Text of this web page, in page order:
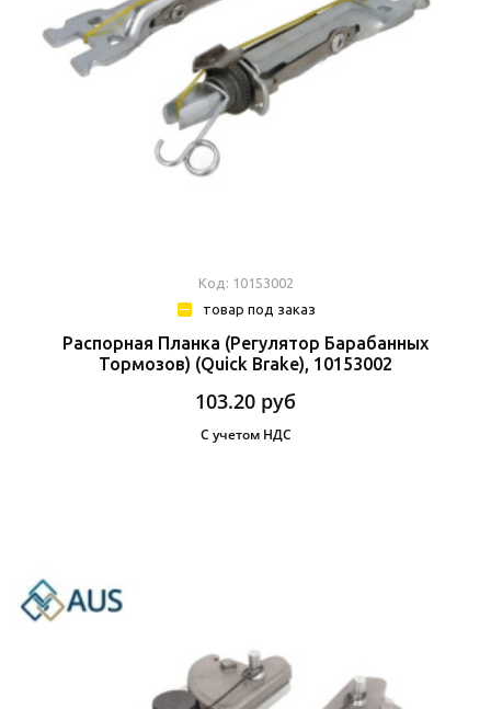
Код: 10153002
товар под заказ
Распорная Планка (Регулятор Барабанных
Тормозов) (Quick Brake), 10153002
103.20 руб
С учетом НДС